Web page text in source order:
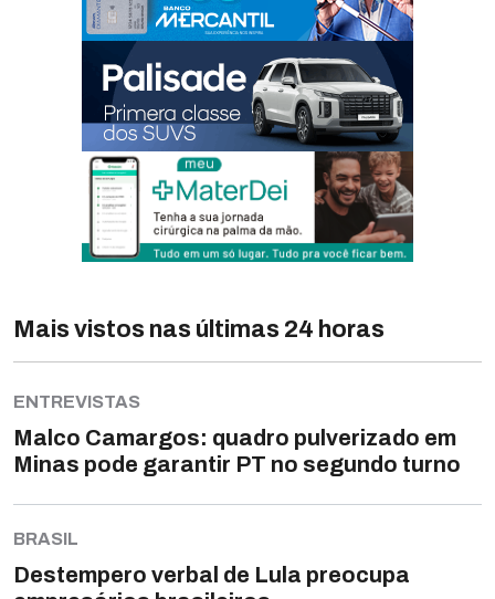
Mais vistos nas últimas 24 horas
ENTREVISTAS
Malco Camargos: quadro pulverizado em
Minas pode garantir PT no segundo turno
BRASIL
Destempero verbal de Lula preocupa